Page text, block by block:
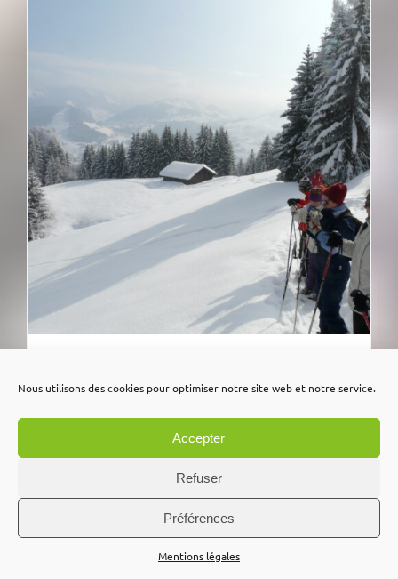
Nous utilisons des cookies pour optimiser notre site web et notre service.
Accepter
Refuser
Préférences
Mentions légales
coins sauvages…sortie journée